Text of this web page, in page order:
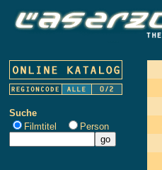
Suche
Filmtitel
Person